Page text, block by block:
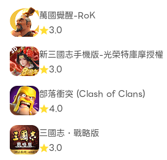
萬國覺醒-RoK
3.0
新三國志手機版-光榮特庫摩授權
3.0
部落衝突 (Clash of Clans)
4.0
三國志・戰略版
3.0